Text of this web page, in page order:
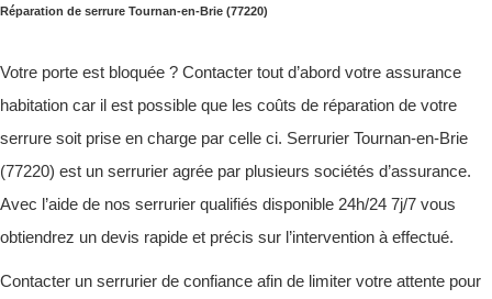
Réparation de serrure Tournan-en-Brie (77220)
Votre porte est bloquée ? Contacter tout d’abord votre assurance
habitation car il est possible que les coûts de réparation de votre
serrure soit prise en charge par celle ci. Serrurier Tournan-en-Brie
(77220) est un serrurier agrée par plusieurs sociétés d’assurance.
Avec l’aide de nos serrurier qualifiés disponible 24h/24 7j/7 vous
obtiendrez un devis rapide et précis sur l’intervention à effectué.
Contacter un serrurier de confiance afin de limiter votre attente pour